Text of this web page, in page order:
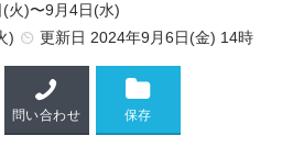
火)〜9月4日(水)
) 更新日 2024年9月6日(金) 14時
問い合わせ